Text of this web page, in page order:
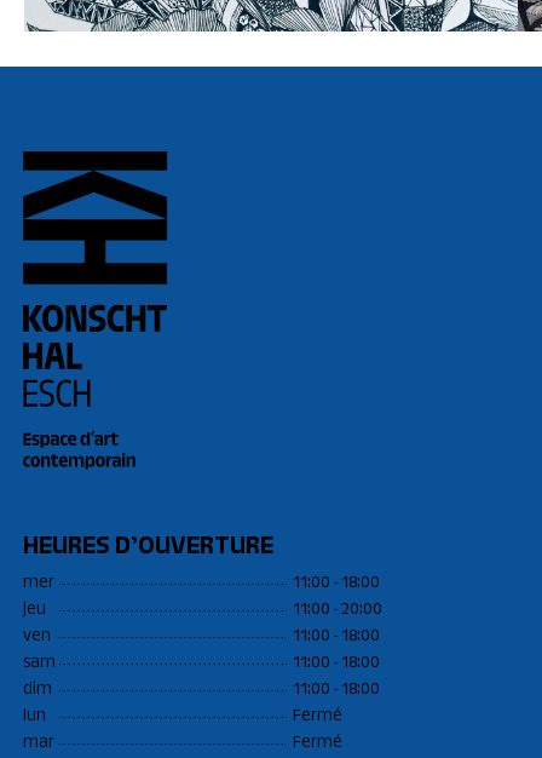
HEURES D’OUVERTURE
mer
11:00 - 18:00
jeu
11:00 - 20:00
ven
11:00 - 18:00
sam
11:00 - 18:00
dim
11:00 - 18:00
lun
Fermé
mar
Fermé